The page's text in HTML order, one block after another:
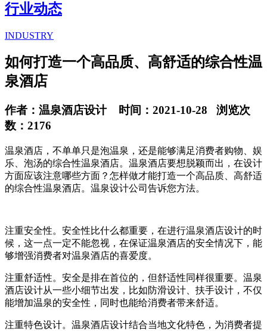
行业动态
INDUSTRY
如何打造一个高品质、高舒适的综合性温
泉酒店
作者：温泉酒店设计 时间：2021-10-28 浏览次
数：2176
温泉酒店，不单单只是泡温泉，还是能够满足消费者购物、娱
乐、泡汤的综合性温泉酒店。温泉酒店要想脱颖而出，在设计
方面应该注意哪些方面？怎样做才能打造一个高品质、高舒适
的综合性温泉酒店。温泉设计公司告诉您方法。
注重安全性。安全性比什么都重要，在进行温泉酒店设计的时
候，这一点一定不能忽视，在保证温泉酒店的安全情况下，能
够增强消费者对温泉酒店的喜爱度。
注重舒适性。安全是排在首位的，但舒适性同样很重要。温泉
酒店设计从一些小细节出发，比如防滑设计、扶手设计，不仅
能增加温泉的安全性，同时也能给消费者带来舒适。
注重特色设计。温泉酒店设计结合当地文化特色，为消费者提